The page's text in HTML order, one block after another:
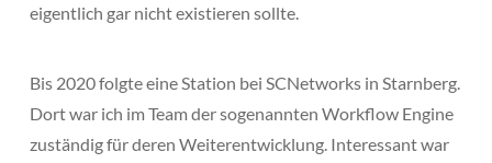
eigentlich gar nicht existieren sollte.
Bis 2020 folgte eine Station bei SCNetworks in Starnberg.
Dort war ich im Team der sogenannten Workflow Engine
zuständig für deren Weiterentwicklung. Interessant war